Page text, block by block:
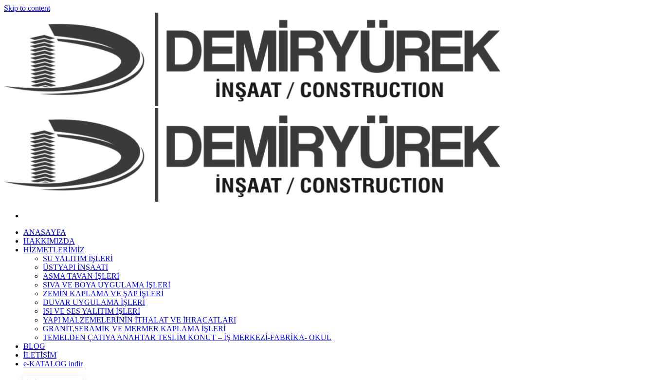
Skip to content
ANASAYFA
HAKKIMIZDA
HİZMETLERİMİZ
SU YALITIM İŞLERİ
ÜSTYAPI İNŞAATI
ASMA TAVAN İŞLERİ
SIVA VE BOYA UYGULAMA İŞLERİ
ZEMİN KAPLAMA VE ŞAP İŞLERİ
DUVAR UYGULAMA İŞLERİ
ISI VE SES YALITIM İŞLERİ
YAPI MALZEMELERİNİN İTHALAT VE İHRACATLARI
GRANİT,SERAMİK VE MERMER KAPLAMA İŞLERİ
TEMELDEN ÇATIYA ANAHTAR TESLİM KONUT – İŞ MERKEZİ-FABRİKA- OKUL
BLOG
İLETİŞİM
e-KATALOG indir